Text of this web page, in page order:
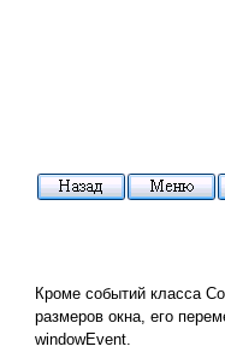
Кроме событий класса
размеров окна, его
windowEvent.